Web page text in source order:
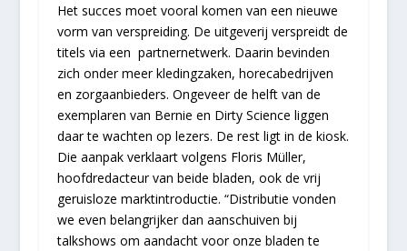
Het succes moet vooral komen van een nieuwe
vorm van verspreiding. De uitgeverij verspreidt de
titels via een partnernetwerk. Daarin bevinden
zich onder meer kledingzaken, horecabedrijven
en zorgaanbieders. Ongeveer de helft van de
exemplaren van Bernie en Dirty Science liggen
daar te wachten op lezers. De rest ligt in de kiosk.
Die aanpak verklaart volgens Floris Müller,
hoofdredacteur van beide bladen, ook de vrij
geruisloze marktintroductie. “Distributie vonden
we even belangrijker dan aanschuiven bij
talkshows om aandacht voor onze bladen te